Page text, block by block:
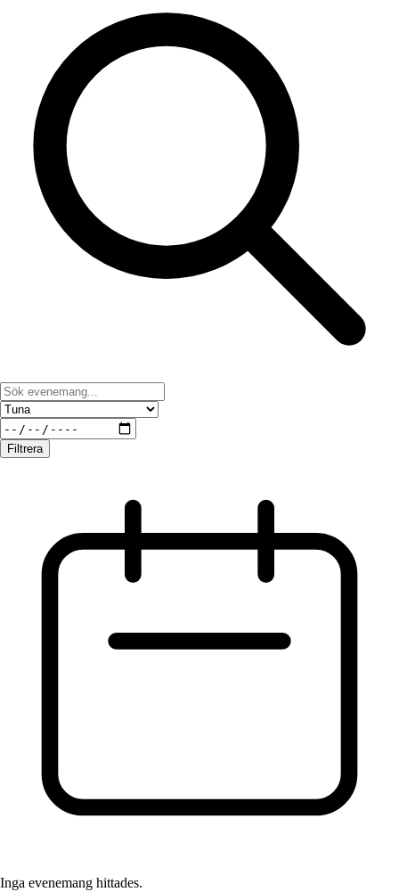
Filtrera
Inga evenemang hittades.